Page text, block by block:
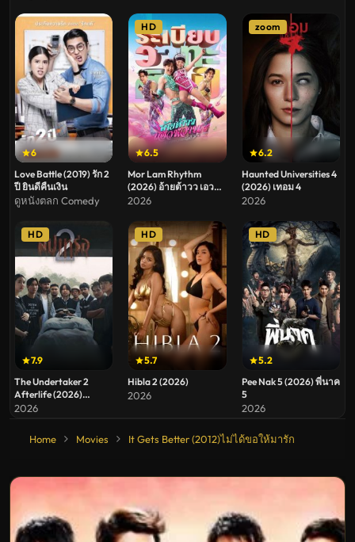
6
Love Battle (2019) รัก 2
ปี ยินดีคืนเงิน
ดูหนังตลก Comedy
6.5
HD
Mor Lam Rhythm
(2026) อ้ายต้าวว เอว
หวาน ระเบียบวาทะศิลป์
2026
6.2
zoom
Haunted Universities 4
(2026) เทอม 4
2026
7.9
HD
The Undertaker 2
Afterlife (2026)
สัปเหร่อ 2
2026
5.7
HD
Hibla 2 (2026)
2026
5.2
HD
Pee Nak 5 (2026) พี่นาค
5
2026
Home Movies It Gets Better (2012)ไม่ได้ขอให้มารัก